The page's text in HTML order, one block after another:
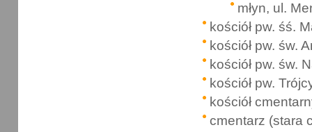
młyn, ul.
kościół pw. śś.
kościół pw. św.
kościół pw. św.
kościół pw.
kościół
cmentarz (stara